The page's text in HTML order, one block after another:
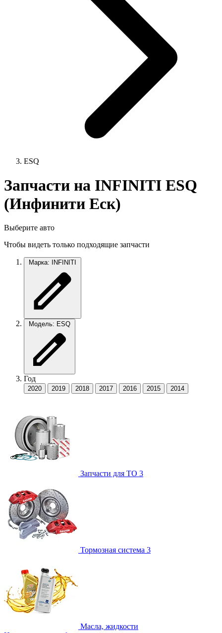
ESQ
Запчасти на INFINITI ESQ
(Инфинити Еск)
Выберите авто
Чтобы видеть только подходящие запчасти
Марка: INFINITI
Модель: ESQ
Год
2020 2019 2018 2017 2016 2015 2014
Запчасти для ТО 3
Тормозная система 3
Масла, жидкости